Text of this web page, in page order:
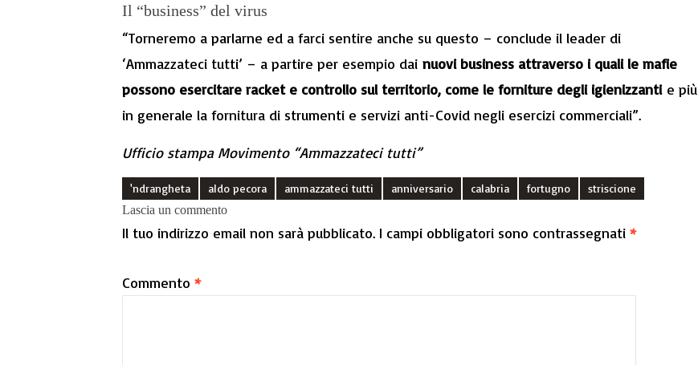
Il “business” del virus
“Torneremo a parlarne ed a farci sentire anche su questo – conclude il leader di
‘Ammazzateci tutti’ – a partire per esempio dai nuovi business attraverso i quali le mafie
possono esercitare racket e controllo sul territorio, come le forniture degli igienizzanti e più
in generale la fornitura di strumenti e servizi anti-Covid negli esercizi commerciali”.
Ufficio stampa Movimento “Ammazzateci tutti”
'ndrangheta aldo pecora ammazzateci tutti anniversario calabria fortugno
striscione
Lascia un commento
Il tuo indirizzo email non sarà pubblicato. I campi obbligatori sono contrassegnati *
Commento *